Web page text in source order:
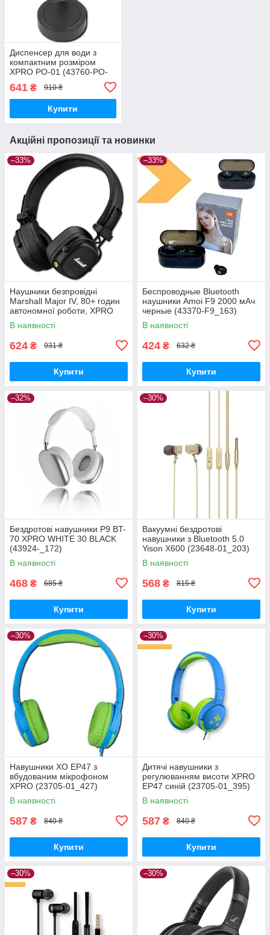
Диспенсер для води з
компактним розміром
XPRO PO-01 (43760-PO-
641 ₴ 910 ₴
Купити
Акційні пропозиції та новинки
–33%
Наушники безпровідні
Marshall Major IV, 80+ годин
автономної роботи, XPRO
(44691-_291)
В наявності
624 ₴ 931 ₴
Купити
–33%
Беспроводные Bluetooth
наушники Amoi F9 2000 мАч
черные (43370-F9_163)
В наявності
424 ₴ 632 ₴
Купити
–32%
Бездротові навушники P9 BT-
70 XPRO WHITE 30 BLACK
(43924-_172)
В наявності
468 ₴ 685 ₴
Купити
–30%
Вакуумні бездротові
навушники з Bluetooth 5.0
Yison X600 (23648-01_203)
В наявності
568 ₴ 815 ₴
Купити
–30%
Навушники XO EP47 з
вбудованим мікрофоном
XPRO (23705-01_427)
В наявності
587 ₴ 840 ₴
Купити
–30%
Дитячі навушники з
регулюванням висоти XPRO
EP47 синій (23705-01_395)
В наявності
587 ₴ 840 ₴
Купити
–30% –30%